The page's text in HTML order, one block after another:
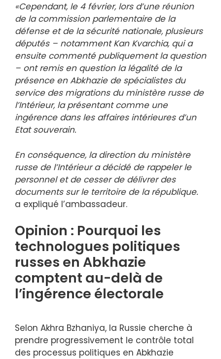
«Cependant, le 4 février, lors d’une réunion
de la commission parlementaire de la
défense et de la sécurité nationale, plusieurs
députés – notamment Kan Kvarchia, qui a
ensuite commenté publiquement la question
– ont remis en question la légalité de la
présence en Abkhazie de spécialistes du
service des migrations du ministère russe de
l’Intérieur, la présentant comme une
ingérence dans les affaires intérieures d’un
Etat souverain.
En conséquence, la direction du ministère
russe de l’Intérieur a décidé de rappeler le
personnel et de cesser de délivrer des
documents sur le territoire de la république.
a expliqué l’ambassadeur.
Opinion : Pourquoi les
technologues politiques
russes en Abkhazie
comptent au-delà de
l’ingérence électorale
Selon Akhra Bzhaniya, la Russie cherche à
prendre progressivement le contrôle total
des processus politiques en Abkhazie